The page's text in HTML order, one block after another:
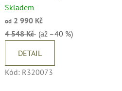
Skladem
od 2 990 Kč
4 548 Kč (až –40 %)
DETAIL
Kód: R320073